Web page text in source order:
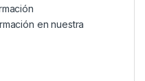
en nuestra